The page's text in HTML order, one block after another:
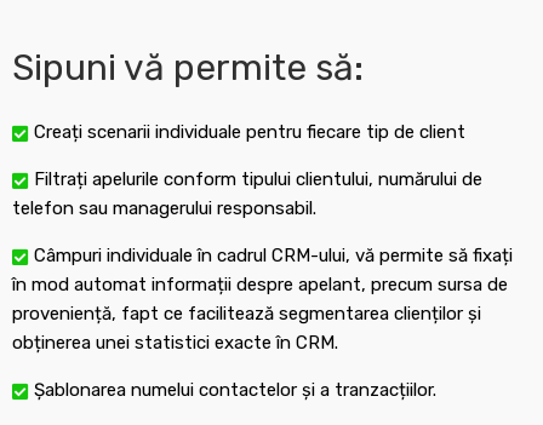
Sipuni vă permite să:
Creați scenarii individuale pentru fiecare tip de client
Filtrați apelurile conform tipului clientului, numărului de
telefon sau managerului responsabil.
Câmpuri individuale în cadrul CRM-ului, vă permite să fixați
în mod automat informații despre apelant, precum sursa de
proveniență, fapt ce facilitează segmentarea clienților și
obținerea unei statistici exacte în CRM.
Șablonarea numelui contactelor și a tranzacțiilor.